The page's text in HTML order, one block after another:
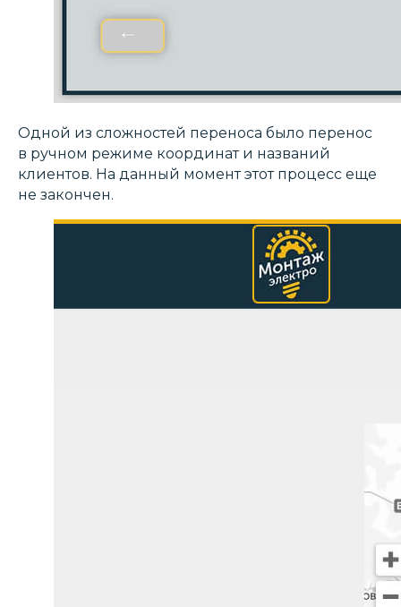
Одной из сложностей переноса было перенос
в ручном режиме координат и названий
клиентов. На данный момент этот процесс еще
не закончен.